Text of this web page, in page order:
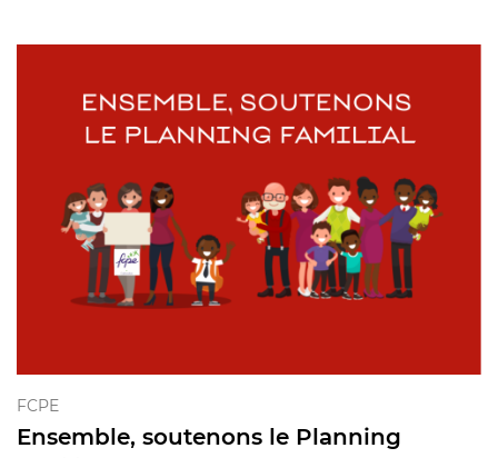
FCPE
Ensemble, soutenons le Planning